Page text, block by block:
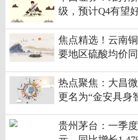
级，预计Q4有望
焦点精选！云南
要地区硫酸均价
热点聚焦：大昌
更名为“金安具身
贵州茅台：一季